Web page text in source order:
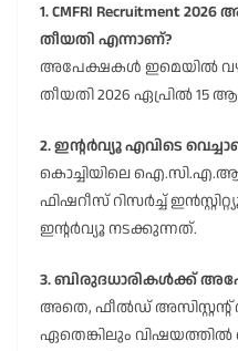
1. CMFRI Recruitment
തീയതി എന്നാണ്?
അപേക്ഷകൾ ഇമെയിൽ
തീയതി 2026 ഏപ്രിൽ 15
2. ഇന്റർവ്യൂ എവിടെ
കൊച്ചിയിലെ
ഫിഷറീസ് റിസർച്ച്
ഇന്റർവ്യൂ നടക്കുന്നത്.
3. ബിരുദധാരികൾക്ക്
അതെ, ഫീൽഡ്
ഏതെങ്കിലും